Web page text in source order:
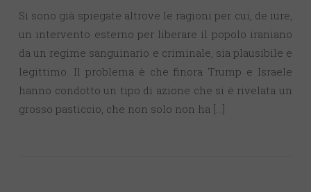
Si sono già spiegate altrove le ragioni per cui, de iure,
un intervento esterno per liberare il popolo iraniano
da un regime sanguinario e criminale, sia plausibile e
legittimo. Il problema è che finora Trump e Israele
hanno condotto un tipo di azione che si è rivelata un
grosso pasticcio, che non solo non ha […]